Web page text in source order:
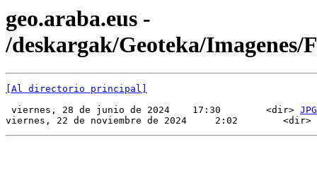
geo.araba.eus -
/deskargak/Geoteka/Imagenes/
[Al directorio principal]
viernes, 28 de junio de 2024    17:30        <dir> JPG
viernes, 22 de noviembre de 2024     2:02        <dir>